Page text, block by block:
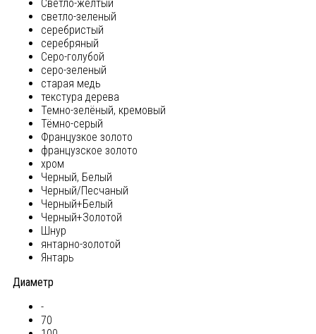
Светло-желтый
светло-зеленый
серебристый
серебряный
Серо-голубой
серо-зеленый
старая медь
текстура дерева
Темно-зелёный, кремовый
Тёмно-серый
Французкое золото
французское золото
хром
Черный, Белый
Черный/Песчаный
Черный+Белый
Черный+Золотой
Шнур
янтарно-золотой
Янтарь
Диаметр
-
70